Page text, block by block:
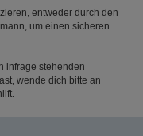
entweder durch den
um einen sicheren
infrage stehenden
wende dich bitte an